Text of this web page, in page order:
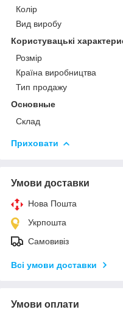
Колір
Вид виробу
Користувацькі
Розмір
Країна виробництва
Тип продажу
Основные
Склад
Приховати
Умови доставки
Нова Пошта
Укрпошта
Самовивіз
Всі умови доставки
Умови оплати